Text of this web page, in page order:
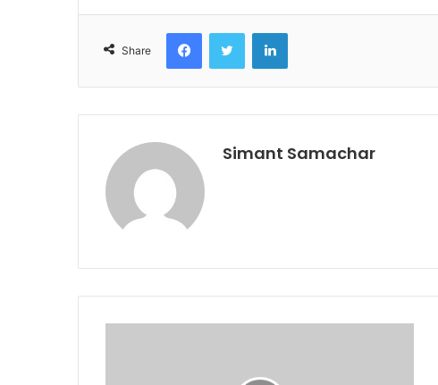
Share
Simant Samachar